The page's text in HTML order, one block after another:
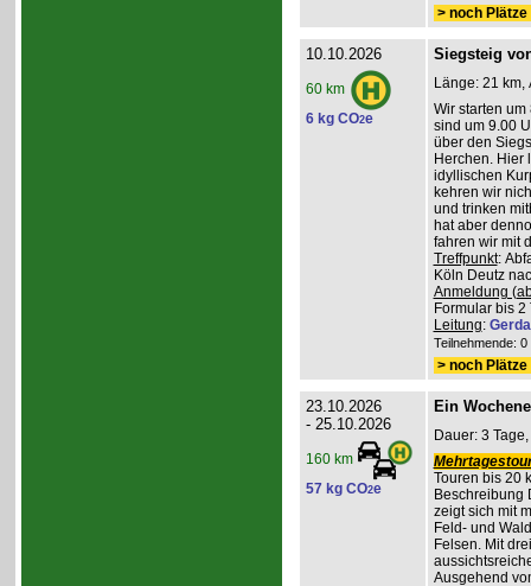
> noch
10.10.2026
60 km
6 kg CO2e
Siegsteig
Länge: 21 km,
Wir starten
sind um 9.00
über den
Herchen. Hier
idyllischen
kehren wir
und trinken
hat aber
fahren wir mit
Treffpunkt:
Köln Deutz
Anmeldung
Formular bis 2
Leitung:
Teilnehmende:
> noch
23.10.2026
- 25.10.2026
160 km
57 kg CO2e
Ein
Dauer: 3
Touren bis 20
Beschreibung
zeigt sich mit
Feld- und
Felsen. Mit
Ausgehend